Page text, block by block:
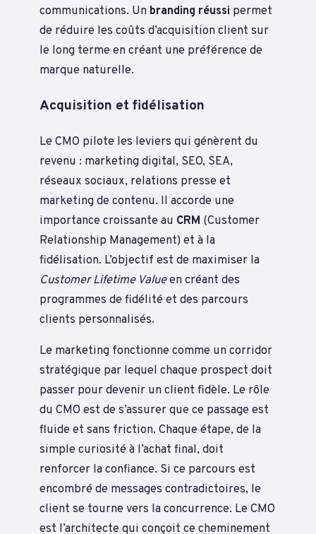
communications. Un branding réussi permet
de réduire les coûts d’acquisition client sur
le long terme en créant une préférence de
marque naturelle.
Acquisition et fidélisation
Le CMO pilote les leviers qui génèrent du
revenu : marketing digital, SEO, SEA,
réseaux sociaux, relations presse et
marketing de contenu. Il accorde une
importance croissante au CRM (Customer
Relationship Management) et à la
fidélisation. L’objectif est de maximiser la
Customer Lifetime Valueen créant des
programmes de fidélité et des parcours
clients personnalisés.
Le marketing fonctionne comme un corridor
stratégique par lequel chaque prospect doit
passer pour devenir un client fidèle. Le rôle
du CMO est de s’assurer que ce passage est
fluide et sans friction. Chaque étape, de la
simple curiosité à l’achat final, doit
renforcer la confiance. Si ce parcours est
encombré de messages contradictoires, le
client se tourne vers la concurrence. Le CMO
est l’architecte qui conçoit ce cheminement